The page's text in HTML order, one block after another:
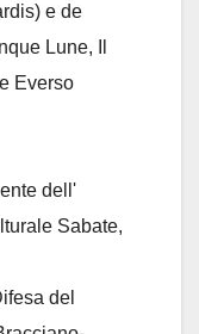
e de
Lune, Il
Everso
dell'
Sabate,
del